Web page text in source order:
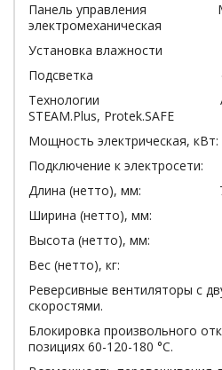
Панель управления
электромеханическая
Установка влажности
Подсветка
Технологии
STEAM.Plus, Protek.SAFE
Мощность электрическая, кВт:
Подключение к электросети:
Длина (нетто), мм:
Ширина (нетто), мм:
Высота (нетто), мм:
Вес (нетто), кг:
Реверсивные вентиляторы с
скоростями.
Блокировка произвольного
позициях 60-120-180 °С.